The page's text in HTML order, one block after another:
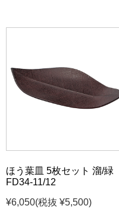
ほう葉皿 5枚セット 溜/緑
FD34-11/12
¥6,050(税抜 ¥5,500)